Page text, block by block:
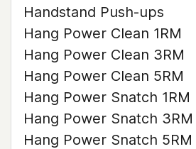
Handstand Push-ups
Hang Power Clean 1RM
Hang Power Clean 3RM
Hang Power Clean 5RM
Hang Power Snatch 1RM
Hang Power Snatch 3RM
Hang Power Snatch 5RM